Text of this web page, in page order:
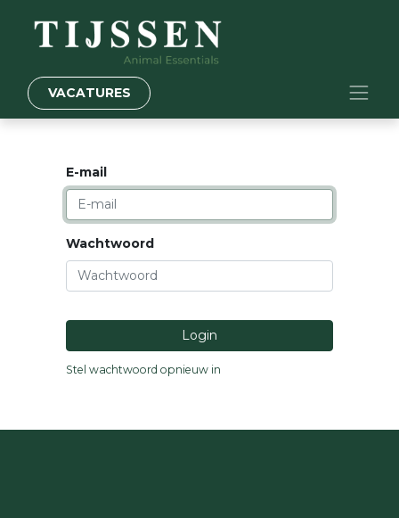
VACATURES
E-mail
Wachtwoord
Login
Stel wachtwoord opnieuw in